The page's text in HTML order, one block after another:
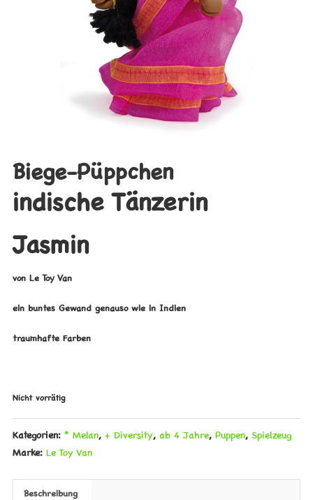
Biege-Püppchen
indische Tänzerin
Jasmin
von Le Toy Van
ein buntes Gewand genauso wie in Indien
traumhafte Farben
Nicht vorrätig
Kategorien: * Melan, + Diversity, ab 4 Jahre, Puppen, Spielzeug
Marke: Le Toy Van
Beschreibung